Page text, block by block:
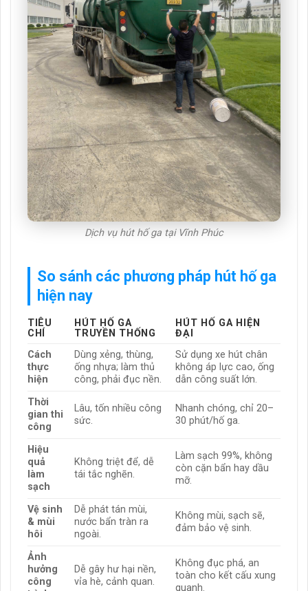
Dịch vụ hút hố ga tại Vĩnh Phúc
So sánh các phương pháp hút hố ga
hiện nay
TIÊU
CHÍ
HÚT HỐ GA
TRUYỀN THỐNG
HÚT HỐ GA HIỆN
ĐẠI
Cách
thực
hiện
Dùng xẻng, thùng,
ống nhựa; làm thủ
công, phải đục nền.
Sử dụng xe hút chân
không áp lực cao, ống
dẫn công suất lớn.
Thời
gian thi
công
Lâu, tốn nhiều công
sức.
Nhanh chóng, chỉ 20–
30 phút/hố ga.
Hiệu
quả
làm
sạch
Không triệt để, dễ
tái tắc nghẽn.
Làm sạch 99%, không
còn cặn bẩn hay dầu
mỡ.
Vệ sinh
& mùi
hôi
Dễ phát tán mùi,
nước bẩn tràn ra
ngoài.
Không mùi, sạch sẽ,
đảm bảo vệ sinh.
Ảnh
hưởng
công
Dễ gây hư hại nền,
vỉa hè, cảnh quan.
Không đục phá, an
toàn cho kết cấu xung
quanh.